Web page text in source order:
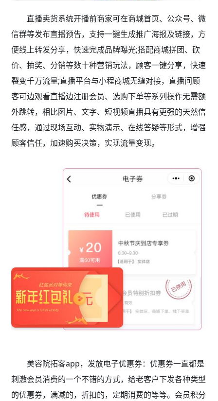
直播卖货系统开播前商家可在商城首页、公众号、微
信群等发布直播预告，支持一键生成推广海报及链接，方
便线上转发分享，快速完成品牌曝光;搭配商城拼团、砍
价、抽奖、分销等数十种营销玩法，顾客一键分享，快速
裂变千万流量;直播平台与小程商城无缝对接，直播间顾
客可边观看直播边注册会员、选购下单等系列操作无需额
外跳转，相比图片、文字、短视频直播具有更强的天然信
任感，通过现场互动、实物演示、在线答疑等形式，增强
顾客信任，加速购买决策，实现流量变现。
美容院拓客app，发放电子优惠券：优惠券一直都是
刺激会员消费的一个不错的方式，给老客户下发各种类型
的优惠券，满减的，折扣的，定期消费的等等。会员积分